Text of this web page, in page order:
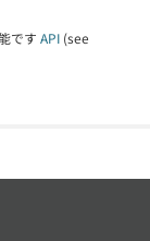
です API (see